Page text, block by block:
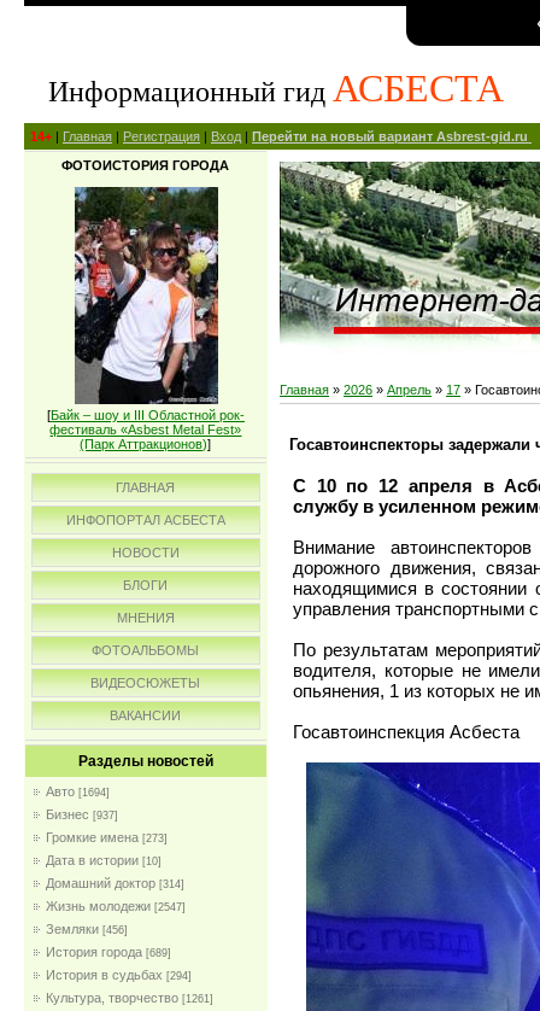
Информационный гид АСБЕСТА
14+ | Главная | Регистрация | Вход | Перейти на новый вариант Asbrest-gid.ru
ФОТОИСТОРИЯ ГОРОДА
[Байк – шоу и III Областной рок-
фестиваль «Asbest Metal Fest»
(Парк Аттракционов)]
ГЛАВНАЯ
ИНФОПОРТАЛ АСБЕСТА
НОВОСТИ
БЛОГИ
МНЕНИЯ
ФОТОАЛЬБОМЫ
ВИДЕОСЮЖЕТЫ
ВАКАНСИИ
Разделы новостей
Авто [1694]
Бизнес [937]
Громкие имена [273]
Дата в истории [10]
Домашний доктор [314]
Жизнь молодежи [2547]
Земляки [456]
История города [689]
История в судьбах [294]
Культура, творчество [1261]
Главная » 2026 » Апрель » 17 »
Госавтоинспекторы
С 10 по 12 апреля в
службу в усиленном
Внимание
дорожного движения,
находящимися в
управления транспортными
По результатам
водителя, которые не
опьянения, 1 из которых не
Госавтоинспекция Асбеста